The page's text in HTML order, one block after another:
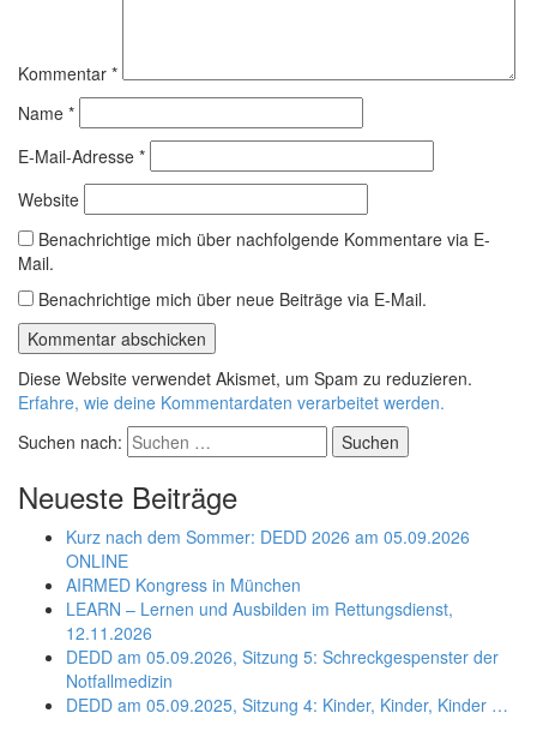
Kommentar *
Name *
E-Mail-Adresse *
Website
Benachrichtige mich über nachfolgende Kommentare via E-
Mail.
Benachrichtige mich über neue Beiträge via E-Mail.
Diese Website verwendet Akismet, um Spam zu reduzieren.
Erfahre, wie deine Kommentardaten verarbeitet werden.
Suchen nach:
Neueste Beiträge
Kurz nach dem Sommer: DEDD 2026 am 05.09.2026
ONLINE
AIRMED Kongress in München
LEARN – Lernen und Ausbilden im Rettungsdienst,
12.11.2026
DEDD am 05.09.2026, Sitzung 5: Schreckgespenster der
Notfallmedizin
DEDD am 05.09.2025, Sitzung 4: Kinder, Kinder, Kinder …